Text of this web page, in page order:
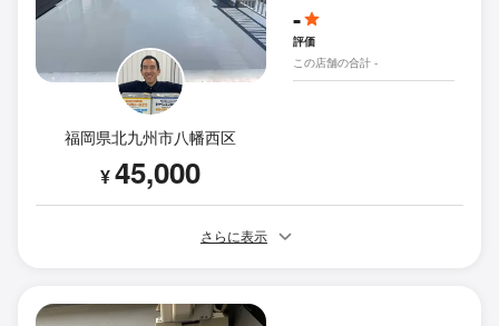
福岡県北九州市八幡西区
¥45,000
-
評価
この店舗の合計 -
さらに表示